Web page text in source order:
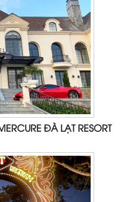
ĐÀ LẠT RESORT